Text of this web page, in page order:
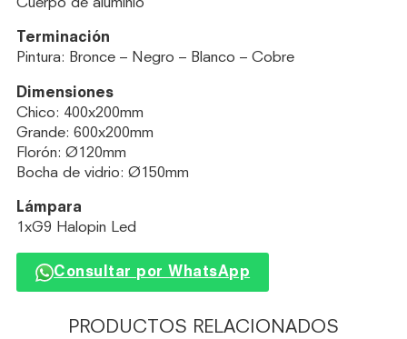
Cuerpo de aluminio
Terminación
Pintura: Bronce – Negro – Blanco – Cobre
Dimensiones
Chico: 400x200mm
Grande: 600x200mm
Florón: Ø120mm
Bocha de vidrio: Ø150mm
Lámpara
1xG9 Halopin Led
Consultar por WhatsApp
PRODUCTOS RELACIONADOS